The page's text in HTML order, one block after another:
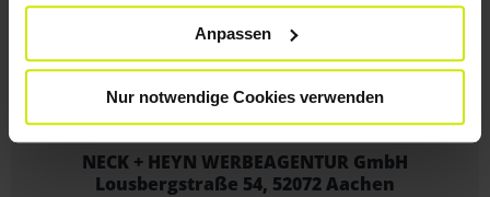
Anpassen
Nur notwendige Cookies verwenden
AUF IHR PROJEKT!
+49 241 99 00 610
NECK + HEYN WERBEAGENTUR GmbH
Lousbergstraße 54, 52072 Aachen